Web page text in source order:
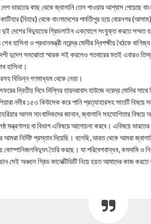
ভারতের কাছ থেকে জ্বালানি তেল পাওয়ার আশ্বাস পেয়েছে
(বিহার) থেকে বাংলাদেশের পার্বতীপুর হয়ে বোরনগর
দেশের বিদ্যুতের গ্রিডলাইন একযোগে সংযুক্ত করতে সম্মত
শেখ হাসিনা ও প্রধানমন্ত্রী নরেন্দ্র মোদীর দ্বিপক্ষীয় বৈঠকে
দুদেশ সমঝোতা স্মারক সই করলেও গতবারের মতই এবারও
হাসিনা।
বিভিন্ন গণমাধ্যম থেকে নেয়া।
দ্বিতীয় দিনে দিল্লির হায়দরাবাদ হাউজে নরেদ্র মোদির
নদীর ১৫৩ কিউসেক করে পানি প্রত্যাহারসহ সাতটি বিষয়ে
শাহরিয়ার আলম সাংবাদিকদের জানান, জ্বালানি সহযোগিতার
মন্ত্রণালয় বা বিভাগ এবিষয়ে আলোচনা করবে। এবিষয়ে
আমরা নির্দিষ্ট প্রস্তাব দিয়েছি। বলেছি, ভারত থেকে আমরা
তৈরি করছে। যা পরিবেশবান্ধব, কমদামি ও
সেই অঞ্চলে গ্রিড কানেক্টিভিটি নিয়ে হয়ত আমাদের কাজ